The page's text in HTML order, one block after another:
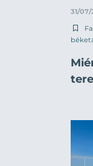
31/